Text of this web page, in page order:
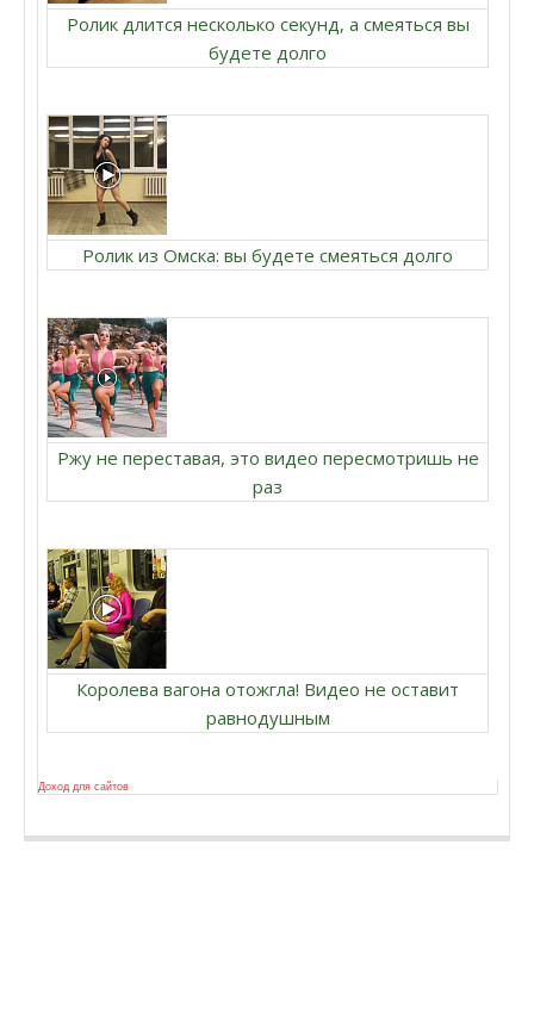
Ролик длится несколько секунд, а смеяться вы
будете долго
Ролик из Омска: вы будете смеяться долго
Ржу не переставая, это видео пересмотришь не
раз
Королева вагона отожгла! Видео не оставит
равнодушным
Доход для сайтов